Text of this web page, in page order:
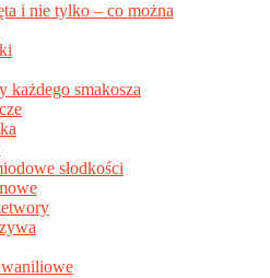
i nie tylko – co można
każdego smakosza
słodkości